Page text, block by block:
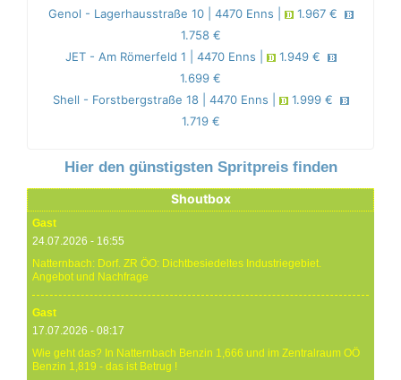
Genol - Lagerhausstraße 10 | 4470 Enns |
1.967 €
1.758 €
JET - Am Römerfeld 1 | 4470 Enns |
1.949 €
1.699 €
Shell - Forstbergstraße 18 | 4470 Enns |
1.999 €
1.719 €
Hier den günstigsten Spritpreis finden
Shoutbox
Gast
24.07.2026 - 16:55
Natternbach: Dorf. ZR ÖO: Dichtbesiedeltes Industriegebiet.
Angebot und Nachfrage
Gast
17.07.2026 - 08:17
Wie geht das? In Natternbach Benzin 1,666 und im Zentralraum OÖ
Benzin 1,819 - das ist Betrug !